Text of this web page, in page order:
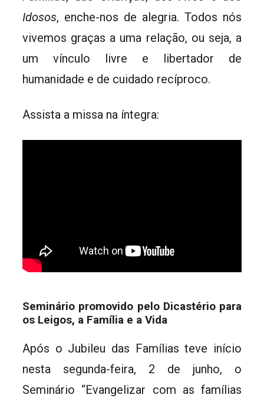
Idosos, enche-nos de alegria. Todos nós
vivemos graças a uma relação, ou seja, a
um vínculo livre e libertador de
humanidade e de cuidado recíproco.
Assista a missa na íntegra:
Seminário promovido pelo Dicastério para
os Leigos, a Família e a Vida
Após o Jubileu das Famílias teve início
nesta segunda-feira, 2 de junho, o
Seminário “Evangelizar com as famílias